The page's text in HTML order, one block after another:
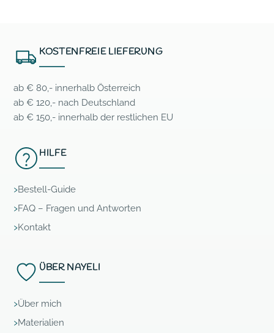
KOSTENFREIE LIEFERUNG
ab € 80,- innerhalb Österreich
ab € 120,- nach Deutschland
ab € 150,- innerhalb der restlichen EU
HILFE
Bestell-Guide
FAQ – Fragen und Antworten
Kontakt
ÜBER NAYELI
Über mich
Materialien